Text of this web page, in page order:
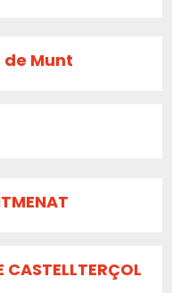
de Munt
CASTELLTERÇOL